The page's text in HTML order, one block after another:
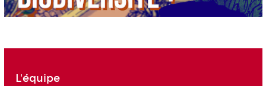
L'équipe